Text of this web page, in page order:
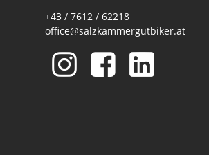
+43 / 7612 / 62218
office@salzkammergutbiker.at